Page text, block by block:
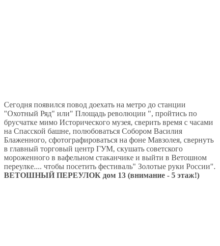
Сегодня появился повод доехать на метро до станции
"Охотный Ряд" или" Площадь революции ", пройтись по
брусчатке мимо Исторического музея, сверить время с часами
на Спасской башне, полюбоваться Собором Василия
Блаженного, сфотографироваться на фоне Мавзолея, свернуть
в главный торговый центр ГУМ, скушать советского
мороженного в вафельном стаканчике и выйти в Ветошном
переулке.... чтобы посетить фестиваль" Золотые руки России".
ВЕТОШНЫЙ ПЕРЕУЛОК дом 13 (внимание - 5 этаж!)